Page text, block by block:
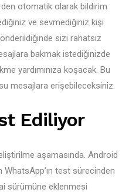
otomatik olarak bildirim
ve sevmediğiniz kişi
sizi rahatsız
bakmak istediğinizde
yardımınıza koşacak. Bu
mesajlara erişebileceksiniz.
Ediliyor
aşamasında. Android
test sürecinden
sürümüne eklenmesi